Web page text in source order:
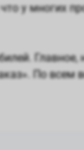
у многих
Главное,
По